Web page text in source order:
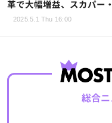
革で大幅増益、スカパー
2025.5.1 Thu 16:00
総合